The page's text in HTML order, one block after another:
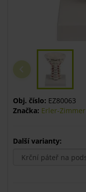
Obj. číslo: EZ80063
Značka: Erler-Zimmer
Další varianty: